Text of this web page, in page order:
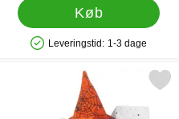
Køb
Produkttilgængelighed: På lager
Leveringstid: 1-3 dage
Markér hårbøjle med Lille